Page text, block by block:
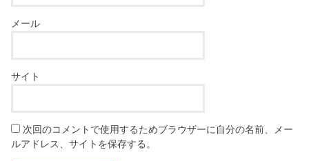
メール
サイト
次回のコメントで使用するためブラウザーに自分の名前、メー
ルアドレス、サイトを保存する。